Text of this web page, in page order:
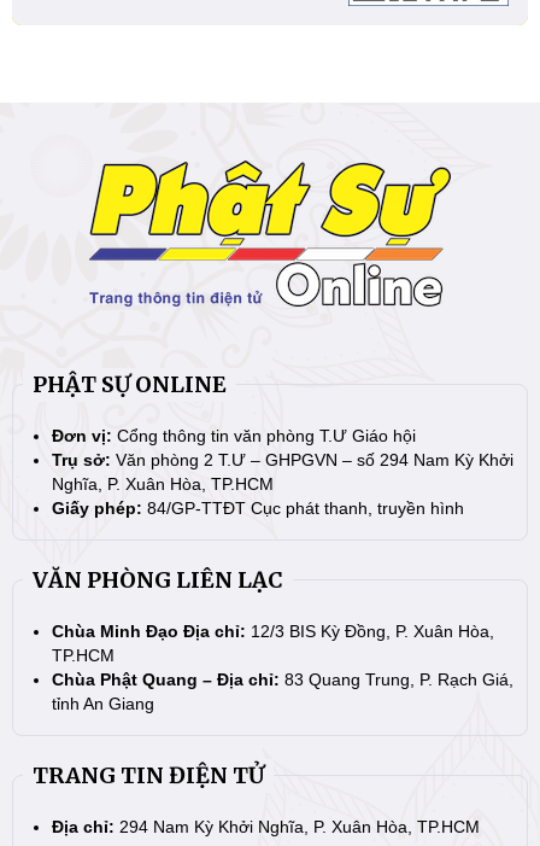
PHẬT SỰ ONLINE
Đơn vị: Cổng thông tin văn phòng T.Ư Giáo hội
Trụ sở: Văn phòng 2 T.Ư – GHPGVN – số 294 Nam Kỳ Khởi
Nghĩa, P. Xuân Hòa, TP.HCM
Giấy phép: 84/GP-TTĐT Cục phát thanh, truyền hình
VĂN PHÒNG LIÊN LẠC
Chùa Minh Đạo Địa chỉ: 12/3 BIS Kỳ Đồng, P. Xuân Hòa,
TP.HCM
Chùa Phật Quang – Địa chỉ: 83 Quang Trung, P. Rạch Giá,
tỉnh An Giang
TRANG TIN ĐIỆN TỬ
Địa chỉ: 294 Nam Kỳ Khởi Nghĩa, P. Xuân Hòa, TP.HCM